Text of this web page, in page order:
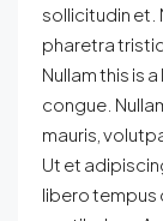
sollicitudin et.
pharetra
Nullam this is
congue.
mauris,
Ut et
libero tempus